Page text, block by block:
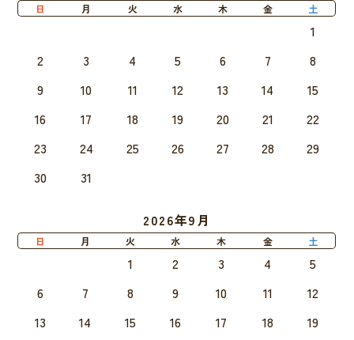
日 月 火 水 木 金 土
1
2
3 4 5 6 7
8
9
10 11 12 13 14
15
16
17 18 19 20 21
22
23
24 25 26 27 28
29
30
31
2026年9月
日 月 火 水 木 金 土
1 2 3 4
5
6
7 8 9 10 11
12
13
14 15 16 17 18 19